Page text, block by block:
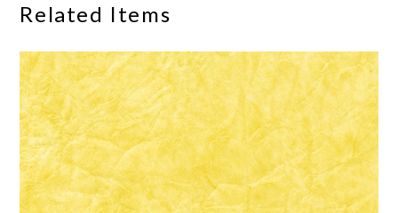
Related Items